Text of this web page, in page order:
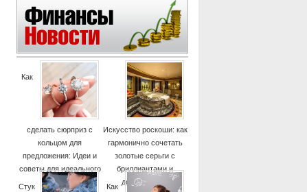
Как
сделать сюрприз с
кольцом для
предложения: Идеи и
советы для идеального
момента
Искусство роскоши: как
гармонично сочетать
золотые серьги с
бриллиантами и
дорогие часы
Стук
Как